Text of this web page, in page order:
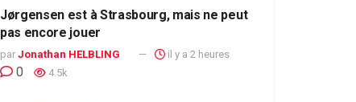
Jørgensen est à Strasbourg, mais ne peut
pas encore jouer
par Jonathan HELBLING il y a 2 heures
0 4.5k